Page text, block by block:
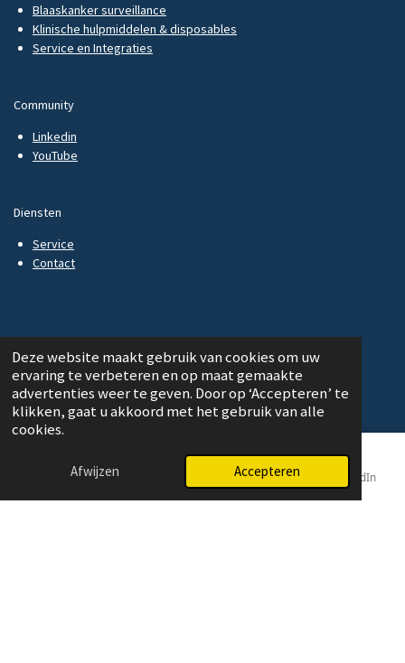
Deze website maakt gebruik van cookies om uw
ervaring te verbeteren en op maat gemaakte
advertenties weer te geven. Door op ‘Accepteren’ te
klikken, gaat u akkoord met het gebruik van alle
cookies.
Afwijzen Accepteren
Blaaskanker surveillance
Klinische hulpmiddelen & disposables
Service en Integraties
Community
Linkedin
YouTube
Diensten
Service
Contact
Urotex Medical
Graafschapsstraat 1A
4116 GE BUREN
+31 (0) 317 - 61 38 42
E-mailadres Kaart LinkedIn